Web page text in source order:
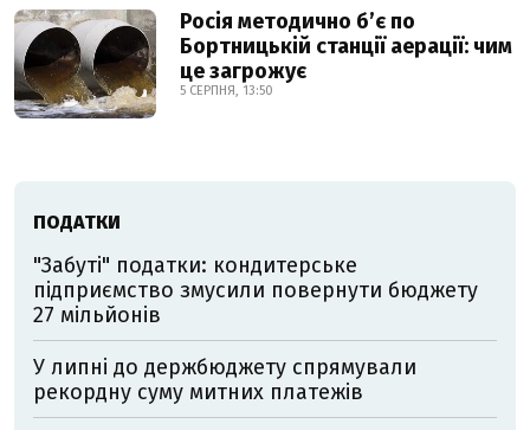
Росія методично б’є по
Бортницькій станції аерації: чим
це загрожує
5 СЕРПНЯ, 13:50
ПОДАТКИ
"Забуті" податки: кондитерське
підприємство змусили повернути бюджету
27 мільйонів
У липні до держбюджету спрямували
рекордну суму митних платежів